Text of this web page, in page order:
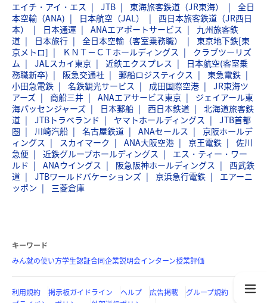
エイチ・アイ・エス JTB 東海旅客鉄道（JR東海）
全日
本空輸（ANA)
日本航空（JAL）
西日本旅客鉄道（JR西日
本）
日本通運 ANAエアポートサービス
九州旅客鉄
道
日本旅行 全日本空輸（客室乗務職）
東京地下鉄[東
京メトロ]
ＫＮＴ－ＣＴホールディングス
クラブツーリズ
ム
JALスカイ東京 近鉄エクスプレス
日本航空(客室乗
務職新卒)
阪急交通社 郵船ロジスティクス
東急電鉄
小田急電鉄
名鉄観光サービス 成田国際空港
JR東海ツ
アーズ
商船三井 ANAエアサービス東京
ジェイアール東
海パッセンジャーズ
日本郵船 西日本鉄道
北海道旅客鉄
道
JTBトラベランド ヤマトホールディングス
JTB首都
圏
川崎汽船 名古屋鉄道 ANAセールス
京阪ホールデ
ィングス
スカイマーク ANA大阪空港 京王電鉄
佐川
急便
近鉄グループホールディングス
エス・ティー・ワー
ルド
ANAウイングス 阪急阪神ホールディングス
西武鉄
道
JTBワールドバケーションズ 京浜急行電鉄
エアーニ
ッポン
三菱倉庫
キーワード
みん就の使い方学生認証合同企業説明会インターン授業評価
利用規約 掲示板ガイドライン ヘルプ 広告掲載
グループ規約